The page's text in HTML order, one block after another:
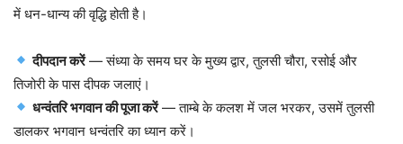
में धन-धान्य की वृद्धि होती है।
दीपदान करें— संध्या के समय घर के मुख्य द्वार, तुलसी चौरा, रसोई और
तिजोरी के पास दीपक जलाएं।
धन्वंतरि भगवान की पूजा करें— ताम्बे के कलश में जल भरकर, उसमें तुलसी
डालकर भगवान धन्वंतरि का ध्यान करें।